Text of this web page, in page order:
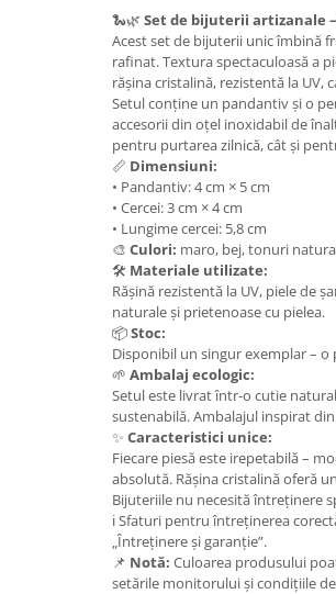
Colier / Pandantiv
Brățară de gleznă
Bijuterii aliaj metalic
Colier / Pandantiv
Mărgele / talisman
Bijuterii din Floarea de colț
Colier / Pandantiv
Suport bijuterii
Bijuterii cu cristale naturale
🐍🌿 Set de bijuterii artizanale
Acest set de bijuterii unic îmbină
rafinat. Textura spectaculoasă a
rășina cristalină, rezistentă la
Setul conține un pandantiv și o
accesorii din oțel inoxidabil de
pentru purtarea zilnică, cât și
📏 Dimensiuni:
• Pandantiv: 4 cm × 5 cm
• Cercei: 3 cm × 4 cm
• Lungime cercei: 5,8 cm
🎨 Culori: maro, bej, tonuri
🛠️ Materiale utilizate:
Rășină rezistentă la UV, piele de
naturale și prietenoase cu pielea.
📦Stoc:
Disponibil un singur exemplar –
🌱 Ambalaj ecologic:
Setul este livrat într-o cutie
sustenabilă. Ambalajul inspirat
✨ Caracteristici unice:
Fiecare piesă este irepetabilă –
absolută. Rășina cristalină oferă
Bijuteriile nu necesită întreținere
ℹ️ Sfaturi pentru întreținerea
„Întreținere și garanție”.
📌 Notă: Culoarea produsului
setările monitorului și condițiile